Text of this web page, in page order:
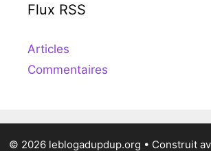
Flux RSS
Articles
Commentaires
© 2026 leblogadupdup.org • Construit